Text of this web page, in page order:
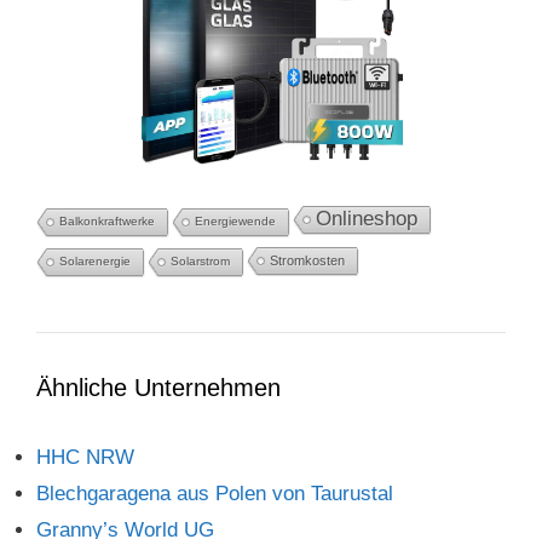
Balkonkraftwerke Energiewende Onlineshop
Solarenergie Solarstrom Stromkosten
Ähnliche Unternehmen
HHC NRW
Blechgaragena aus Polen von Taurustal
Granny’s World UG